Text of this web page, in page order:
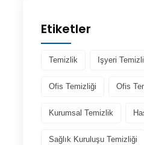
Etiketler
Temizlik Işyeri
Ofis Temizliği Ofis
Kurumsal Temizlik
Sağlık Kuruluşu Temizliği